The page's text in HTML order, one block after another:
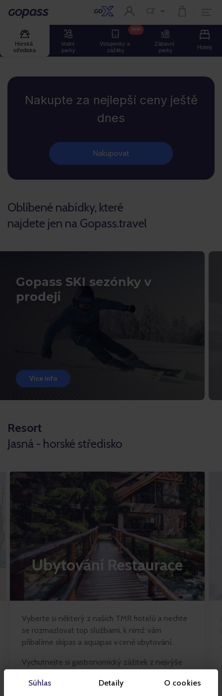
Súhlas Detaily O cookies
GOPASS Aktuální jazyk:
CZ
Horská
střediska
Vodní
parky
Vstupenky a
zážitky
NEW
Zábavní
parky
Hotely
Nakupte za nejlepší ceny ještě
dnes
Nakupovat
Oblíbené nabídky, které
najdete jen na Gopass.travel
Gopass SKI sezónky v
prodeji
Více info
Resort
Jasná - horské středisko
Ubytování Restaurace
Vyberte si některý z našich TMR hotelů a nechte
se rozmazlovat top službami, k nimž vám
přibalíme skipas a aquapas v ceně ubytování.
Vychutnejte si gastronomický zážitek z nejvýše
výhledem.